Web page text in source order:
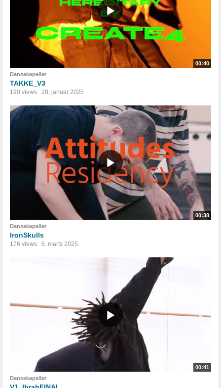
00:40
Dansekapellet
TAKKE_V3
190 views 28. januar 2025
00:38
Dansekapellet
IronSkulls
176 views 6. marts 2025
00:41
Dansekapellet